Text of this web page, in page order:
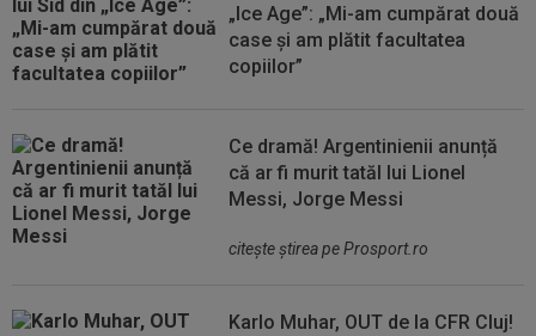
„Ice Age”: „Mi-am cumpărat două
case și am plătit facultatea
copiilor”
Ce dramă! Argentinienii anunță
că ar fi murit tatăl lui Lionel
Messi, Jorge Messi
citeşte ştirea pe Prosport.ro
Karlo Muhar, OUT de la CFR Cluj!